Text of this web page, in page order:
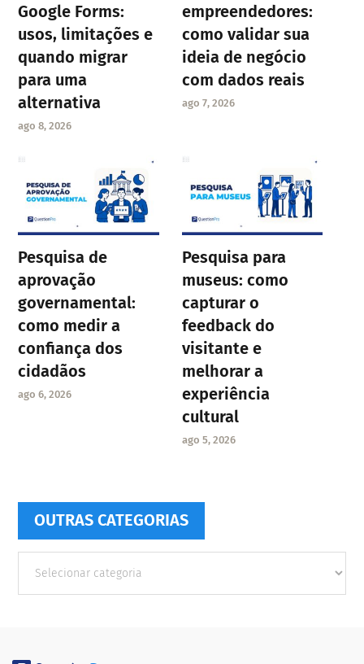
Google Forms:
usos, limitações e
quando migrar
para uma
alternativa
ago 8, 2026
empreendedores:
como validar sua
ideia de negócio
com dados reais
ago 7, 2026
Pesquisa de
aprovação
governamental:
como medir a
confiança dos
cidadãos
ago 6, 2026
Pesquisa para
museus: como
capturar o
feedback do
visitante e
melhorar a
experiência
cultural
ago 5, 2026
OUTRAS CATEGORIAS
Categorias